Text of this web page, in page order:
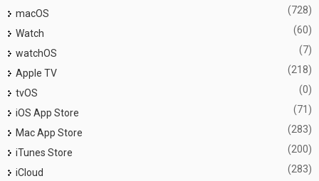
macOS (728)
Watch (60)
watchOS (7)
Apple TV (218)
tvOS (0)
iOS App Store (71)
Mac App Store (283)
iTunes Store (200)
iCloud (283)